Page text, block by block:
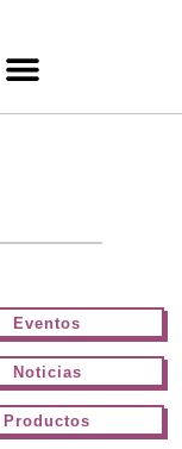
Eventos
Noticias
Productos